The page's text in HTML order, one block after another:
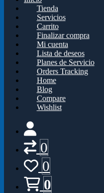
Tienda
Servicios
Carrito
Finalizar compra
Mi cuenta
Lista de deseos
Planes de Servicio
Orders Tracking
Home
Blog
Compare
Wishlist
0
0
0